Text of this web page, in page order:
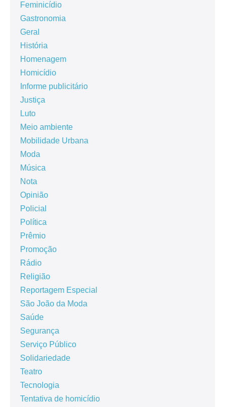
Feminicídio
Gastronomia
Geral
História
Homenagem
Homicídio
Informe publicitário
Justiça
Luto
Meio ambiente
Mobilidade Urbana
Moda
Música
Nota
Opinião
Policial
Política
Prêmio
Promoção
Rádio
Religião
Reportagem Especial
São João da Moda
Saúde
Segurança
Serviço Público
Solidariedade
Teatro
Tecnologia
Tentativa de homicídio